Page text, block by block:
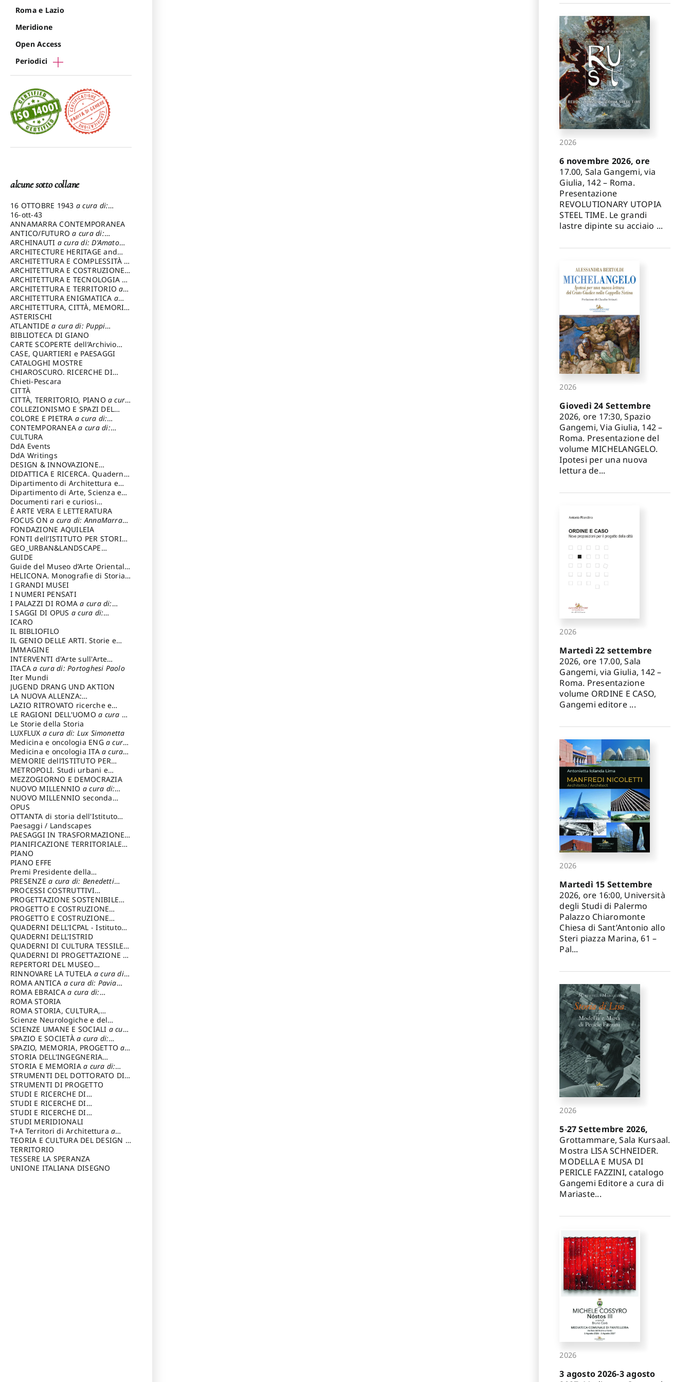
Roma e Lazio
Meridione
Open Access
Periodici
alcune sotto collane
16 OTTOBRE 1943 a cura di:
Pezzetti Marcello
16-ott-43
ANNAMARRA CONTEMPORANEA
ANTICO/FUTUROa cura di:
Varagnoli Claudio
ARCHINAUTI a cura di: D'Amato
Claudio
ARCHITECTURE HERITAGE and
DESIGN
ARCHITETTURA E COMPLESSITÀ a
cura di: Piva Antonio
ARCHITETTURA E COSTRUZIONEa
cura di: Poretti Sergio
ARCHITETTURA E TECNOLOGIA a
cura di: Carrara Gianfranco
ARCHITETTURA E TERRITORIOa
cura di: Pietrogrande Enrico
ARCHITETTURA ENIGMATICA a
cura di: Lenci Ruggero
ARCHITETTURA, CITTÀ, MEMORIA
a cura di: Valeriani Enrico
ASTERISCHI
ATLANTIDEa cura di: Puppi
Lionello
BIBLIOTECA DI GIANO
CARTE SCOPERTE dell’Archivio
Storico Capitolino
CASE, QUARTIERI e PAESAGGI
CATALOGHI MOSTRE
CHIAROSCURO. RICERCHE DI
STORIA E STORIA DELL'ARTE
cura di: Di Carpegna Falconieri
Tommaso
Chieti-Pescara
CITTÀ
CITTÀ, TERRITORIO, PIANO a cura
di: Imbesi Giuseppe
COLLEZIONISMO E SPAZI DEL
COLLEZIONISMO a cura di:
Magnani Lauro
COLORE E PIETRA a cura di:
Selvaggi Giuseppe
CONTEMPORANEAa cura di:
Gubinelli Luna
CULTURA
DdA Events
DdA Writings
DESIGN & INNOVAZIONE
TECNOLOGICAa cura di: Vallicelli
Andrea
DIDATTICA E RICERCA. Quaderni
della Scuola
Dipartimento di Architettura e
Analisi della Città Mediterranea
Dipartimento di Arte, Scienza e
Tecnica del Costuire
Documenti rari e curiosi
dall'Archivio Segreto
È ARTE VERA E LETTERATURA
FOCUS ONa cura di: AnnaMarra
Contemporanea
FONDAZIONE AQUILEIA
FONTI dell’ISTITUTO PER STORIA
DEL RISORGIMENTO
GEO_URBAN&LANDSCAPE
PLANNING (GULP)
Trusiani Elio
GUIDE
Guide del Museo d’Arte Orientale
“Giuseppe Tucci”
HELICONA. Monografie di Storia
dell'Artea cura di: Gallo Marco
I GRANDI MUSEI
I NUMERI PENSATI
I PALAZZI DI ROMAa cura di:
Ippoliti Alessandro
I SAGGI DI OPUS a cura di:
Scalesse Tommaso
ICARO
IL BIBLIOFILO
IL GENIO DELLE ARTI. Storie e
interpretazione
IMMAGINE
INTERVENTI d'Arte sull'Arte
dedicata alla cultura della
conservazione d’arte
Fondazione Paola Droghetti onlus
ITACAa cura di: Portoghesi Paolo
Iter Mundi
JUGEND DRANG UND AKTION
LA NUOVA ALLENZA:
ARCHITETTURA & AMBIENTE
LAZIO RITROVATO ricerche e
restauri
LE RAGIONI DELL'UOMOa cura di:
Lombardi Satriani Luigi
Le Storie della Storia
LUXFLUX a cura di: Lux Simonetta
Medicina e oncologia ENG a cura
di: Lopez Massimo
Medicina e oncologia ITA a cura
di: Lopez Massimo
MEMORIE dell’ISTITUTO PER
STORIA DEL RISORGIMENTO
METROPOLI. Studi urbani e
regionali
MEZZOGIORNO E DEMOCRAZIA
NUOVO MILLENNIO a cura di:
Capaldo Pellegrino
NUOVO MILLENNIO seconda
serie
Francesco
OPUS
OTTANTA di storia dell'Istituto
storia dell’Istitutoa cura di:
Cavalieri Patrizia
Paesaggi / Landscapes
PAESAGGI IN TRASFORMAZIONEa
cura di: Corti Enrico A.
PIANIFICAZIONE TERRITORIALE
URBANISTICA ED AMBIENTALE
cura di: Costa Enrico
PIANO
PIANO EFFE
Premi Presidente della
Repubblica
PRESENZEa cura di: Benedetti
Sandro
PROCESSI COSTRUTTIVI
DELL'ARCHITETTURAa cura di:
Ippoliti Alessandro
PROGETTAZIONE SOSTENIBILE
PARTECIPATA
PROGETTO E COSTRUZIONE
DELL’ARCHITETTURA
PROGETTO E COSTRUZIONE
SOSTENIBILE
QUADERNI DELL'ICPAL - Istituto
centrale per il restauro e la
conservazione del patrimonio
archivistico e librario
QUADERNI DELL'ISTRID
QUADERNI DI CULTURA TESSILEa
cura di: Crispolti Livia
QUADERNI DI PROGETTAZIONE a
cura di: Giura Longo Tommaso
REPERTORI DEL MUSEO
CENTRALE DEL RISORGIMENTOa
cura di: Pizzo Marco
RINNOVARE LA TUTELA a cura di:
Cicalò Enrico
ROMA ANTICA a cura di: Pavia
Carlo
ROMA EBRAICAa cura di:
Procaccia Claudio
ROMA STORIA
ROMA STORIA, CULTURA,
IMMAGINEa cura di: Fagiolo
Marcello
Scienze Neurologiche e del
Comportamento
SCIENZE UMANE E SOCIALI a cura
di: Iannizzi Salvatore
SPAZIO E SOCIETÀa cura di:
Cassetti Roberto
SPAZIO, MEMORIA, PROGETTOa
cura di: Rossi Massimo
STORIA DELL'INGEGNERIA
STRUTTURALE IN ITALIAa cura di:
Poretti Sergio
STORIA E MEMORIAa cura di:
Rossi Lauro
STRUMENTI DEL DOTTORATO DI
RICERCA IN RILIEVO E
RAPPRESENTAZIONE
DELL’ARCHITETTURA E
DELL’AMBIENTEa cura di: Migliari
Riccardo
STRUMENTI DI PROGETTO
STUDI E RICERCHE DI
ARCHEOLOGIA IN SICILIA
di: Pelagatti Paola
STUDI E RICERCHE DI
ARCHITETTURA del Dipartimento
di Architettura Università degli
Studi G. d' Annunzio
STUDI E RICERCHE DI
ARCHITETTURA del Dipartimento
di Architettura Università degli
Studi G. d' Annunzio, Chieti-
Pescaraa cura di: Fusero Paolo
STUDI MERIDIONALI
T+A Territori di Architetturaa
cura di: Ramazzotti Luigi
TEORIA E CULTURA DEL DESIGN a
cura di: Furlanis Giuseppe
TERRITORIO
TESSERE LA SPERANZA
UNIONE ITALIANA DISEGNO
2026
6 novembre 2026, ore
17.00, Sala Gangemi, via
Giulia, 142 – Roma.
Presentazione
REVOLUTIONARY UTOPIA
STEEL TIME. Le grandi
lastre dipinte su acciaio ...
2026
Giovedì 24 Settembre
2026, ore 17:30, Spazio
Gangemi, Via Giulia, 142 –
Roma. Presentazione del
volume MICHELANGELO.
Ipotesi per una nuova
lettura de...
2026
Martedì 22 settembre
2026, ore 17.00, Sala
Gangemi, via Giulia, 142 –
Roma. Presentazione
volume ORDINE E CASO,
Gangemi editore ...
2026
Martedì 15 Settembre
2026, ore 16:00, Università
degli Studi di Palermo
Palazzo Chiaromonte
Chiesa di Sant’Antonio allo
Steri piazza Marina, 61 –
Pal...
2026
5-27 Settembre 2026,
Grottammare, Sala Kursaal.
Mostra LISA SCHNEIDER.
MODELLA E MUSA DI
PERICLE FAZZINI, catalogo
Gangemi Editore a cura di
Mariaste...
2026
3 agosto 2026-3 agosto